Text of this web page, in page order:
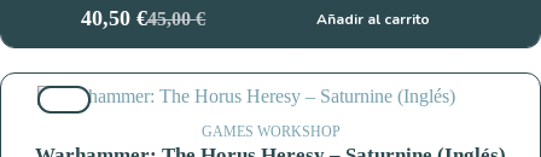
45,00€
El
precio
original
era:
45,00 €.
40,50€El
precio
actual
es:
40,50 €.
Añadir al carrito
GAMES WORKSHOP